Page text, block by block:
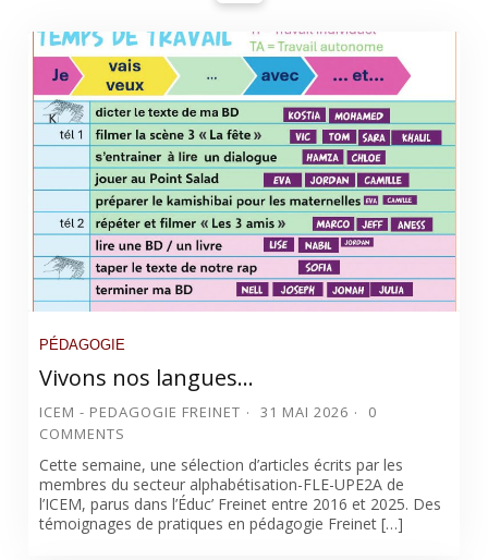
PÉDAGOGIE
Vivons nos langues…
ICEM - PEDAGOGIE FREINET 31 MAI 2026
0
COMMENTS
Cette semaine, une sélection d’articles écrits par les
membres du secteur alphabétisation-FLE-UPE2A de
l’ICEM, parus dans l’Éduc’ Freinet entre 2016 et 2025. Des
témoignages de pratiques en pédagogie Freinet […]